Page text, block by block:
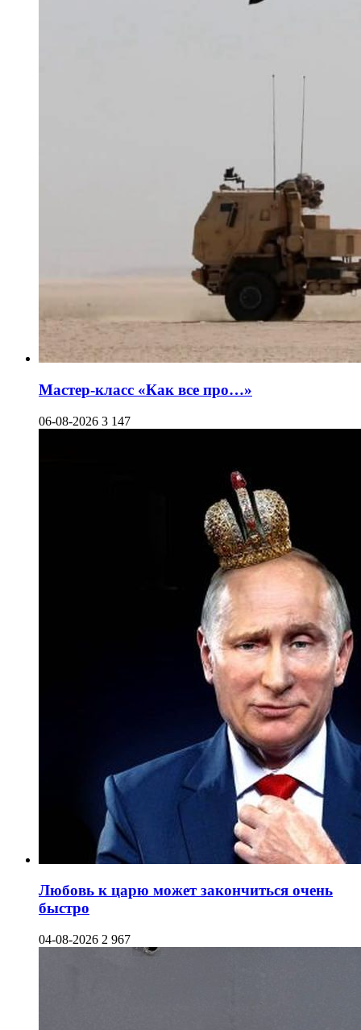
Мастер-класс «Как все про…»
06-08-2026 3 147
Любовь к царю может закончиться очень
быстро
04-08-2026 2 967